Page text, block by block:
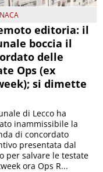
editoria: il
boccia il
delle
Ops (ex
si dimette
di Lecco ha
inammissibile la
di concordato
presentata dal
per salvare le testate
ora Ops R...